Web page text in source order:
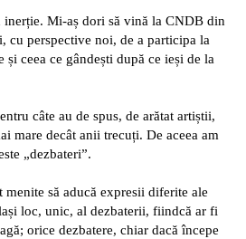
Mi-aș dori să vină la CNDB din
cu perspective noi, de a participa la
ceea ce gândești după ce ieși de la
câte au de spus, de arătat artiștii,
mare decât anii trecuți. De aceea am
„dezbateri”.
să aducă expresii diferite ale
loc, unic, al dezbaterii, fiindcă ar fi
orice dezbatere, chiar dacă începe